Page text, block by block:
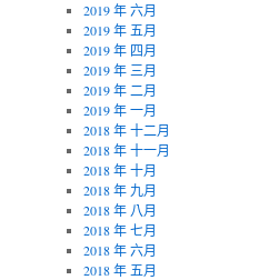
2019 年 六月
2019 年 五月
2019 年 四月
2019 年 三月
2019 年 二月
2019 年 一月
2018 年 十二月
2018 年 十一月
2018 年 十月
2018 年 九月
2018 年 八月
2018 年 七月
2018 年 六月
2018 年 五月